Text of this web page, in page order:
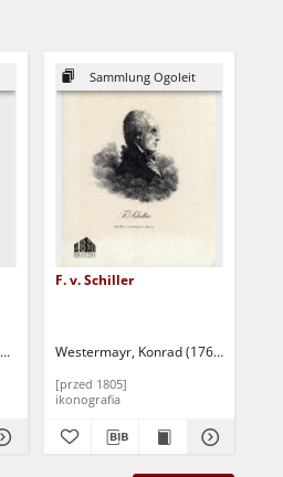
Adams, Rudolf (1820-1908) - oryginał
Sammlung Ogoleit
F. v. Schiller
Westermayr, Konrad (1765-1834)
[przed 1805]
ikonografia